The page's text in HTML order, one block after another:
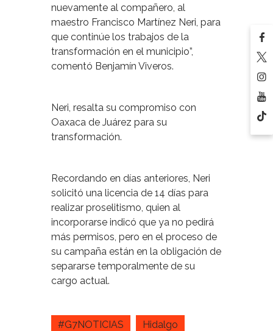
nuevamente al compañero, al
maestro Francisco Martínez Neri, para
que continúe los trabajos de la
transformación en el municipio”,
comentó Benjamín Viveros.
Neri, resalta su compromiso con
Oaxaca de Juárez para su
transformación.
Recordando en días anteriores, Neri
solicitó una licencia de 14 días para
realizar proselitismo, quien al
incorporarse indicó que ya no pedirá
más permisos, pero en el proceso de
su campaña están en la obligación de
separarse temporalmente de su
cargo actual.
#G7NOTICIAS
Hidalgo